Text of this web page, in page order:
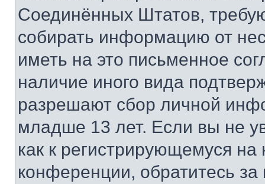
Соединённых Штатов,
собирать информацию от
иметь на это письменное
наличие иного вида
разрешают сбор личной
младше 13 лет. Если вы не
как к регистрирующемуся
конференции, обратитесь